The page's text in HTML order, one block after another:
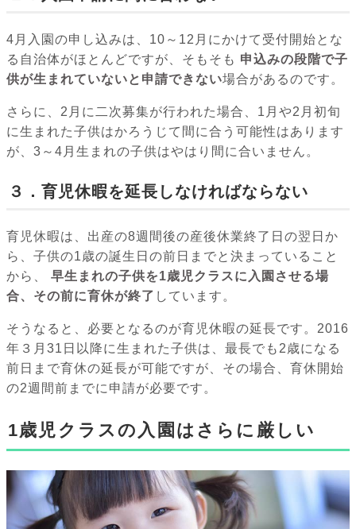
4月入園の申し込みは、10～12月にかけて受付開始とな
る自治体がほとんどですが、そもそも 申込みの段階で子
供が生まれていないと申請できない場合があるのです。
さらに、2月に二次募集が行われた場合、1月や2月初旬
に生まれた子供はかろうじて間に合う可能性はあります
が、3～4月生まれの子供はやはり間に合いません。
３．育児休暇を延長しなければならない
育児休暇は、出産の8週間後の産後休業終了日の翌日か
ら、子供の1歳の誕生日の前日までと決まっていること
から、
早生まれの子供を1歳児クラスに入園させる場
合、その前に育休が終了 しています。
そうなると、必要となるのが育児休暇の延長です。2016
年３月31日以降に生まれた子供は、最長でも2歳になる
前日まで育休の延長が可能ですが、その場合、育休開始
の2週間前までに申請が必要です。
1歳児クラスの入園はさらに厳しい